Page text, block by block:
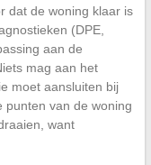
dat de woning klaar is
(DPE,
aan de
mag aan het
moet aansluiten bij
punten van de woning
want